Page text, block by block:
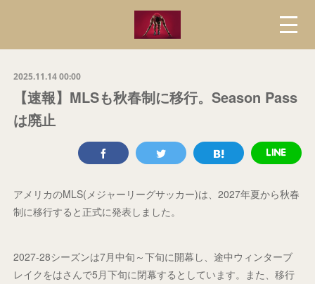
2025.11.14 00:00
【速報】MLSも秋春制に移行。Season Pass
は廃止
アメリカのMLS(メジャーリーグサッカー)は、2027年夏から秋春
制に移行すると正式に発表しました。
2027-28シーズンは7月中旬～下旬に開幕し、途中ウィンターブ
レイクをはさんで5月下旬に閉幕するとしています。また、移行